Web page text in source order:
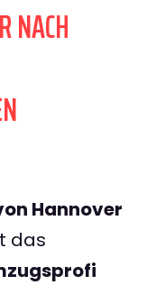
NACH
Hannover
das